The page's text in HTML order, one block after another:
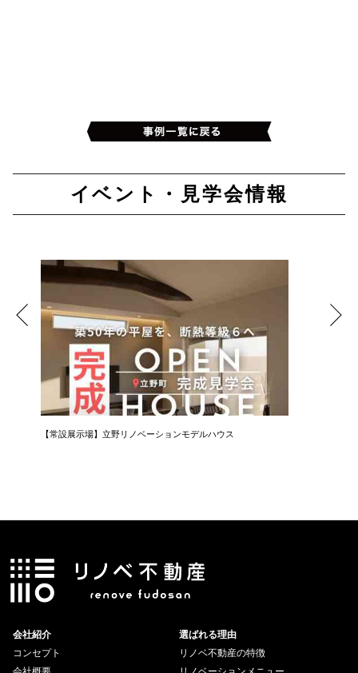
イベント・見学会情報
【常設展示場】立野リノベーションモデルハウス
会社紹介
コンセプト
選ばれる理由
リノベ不動産の特徴